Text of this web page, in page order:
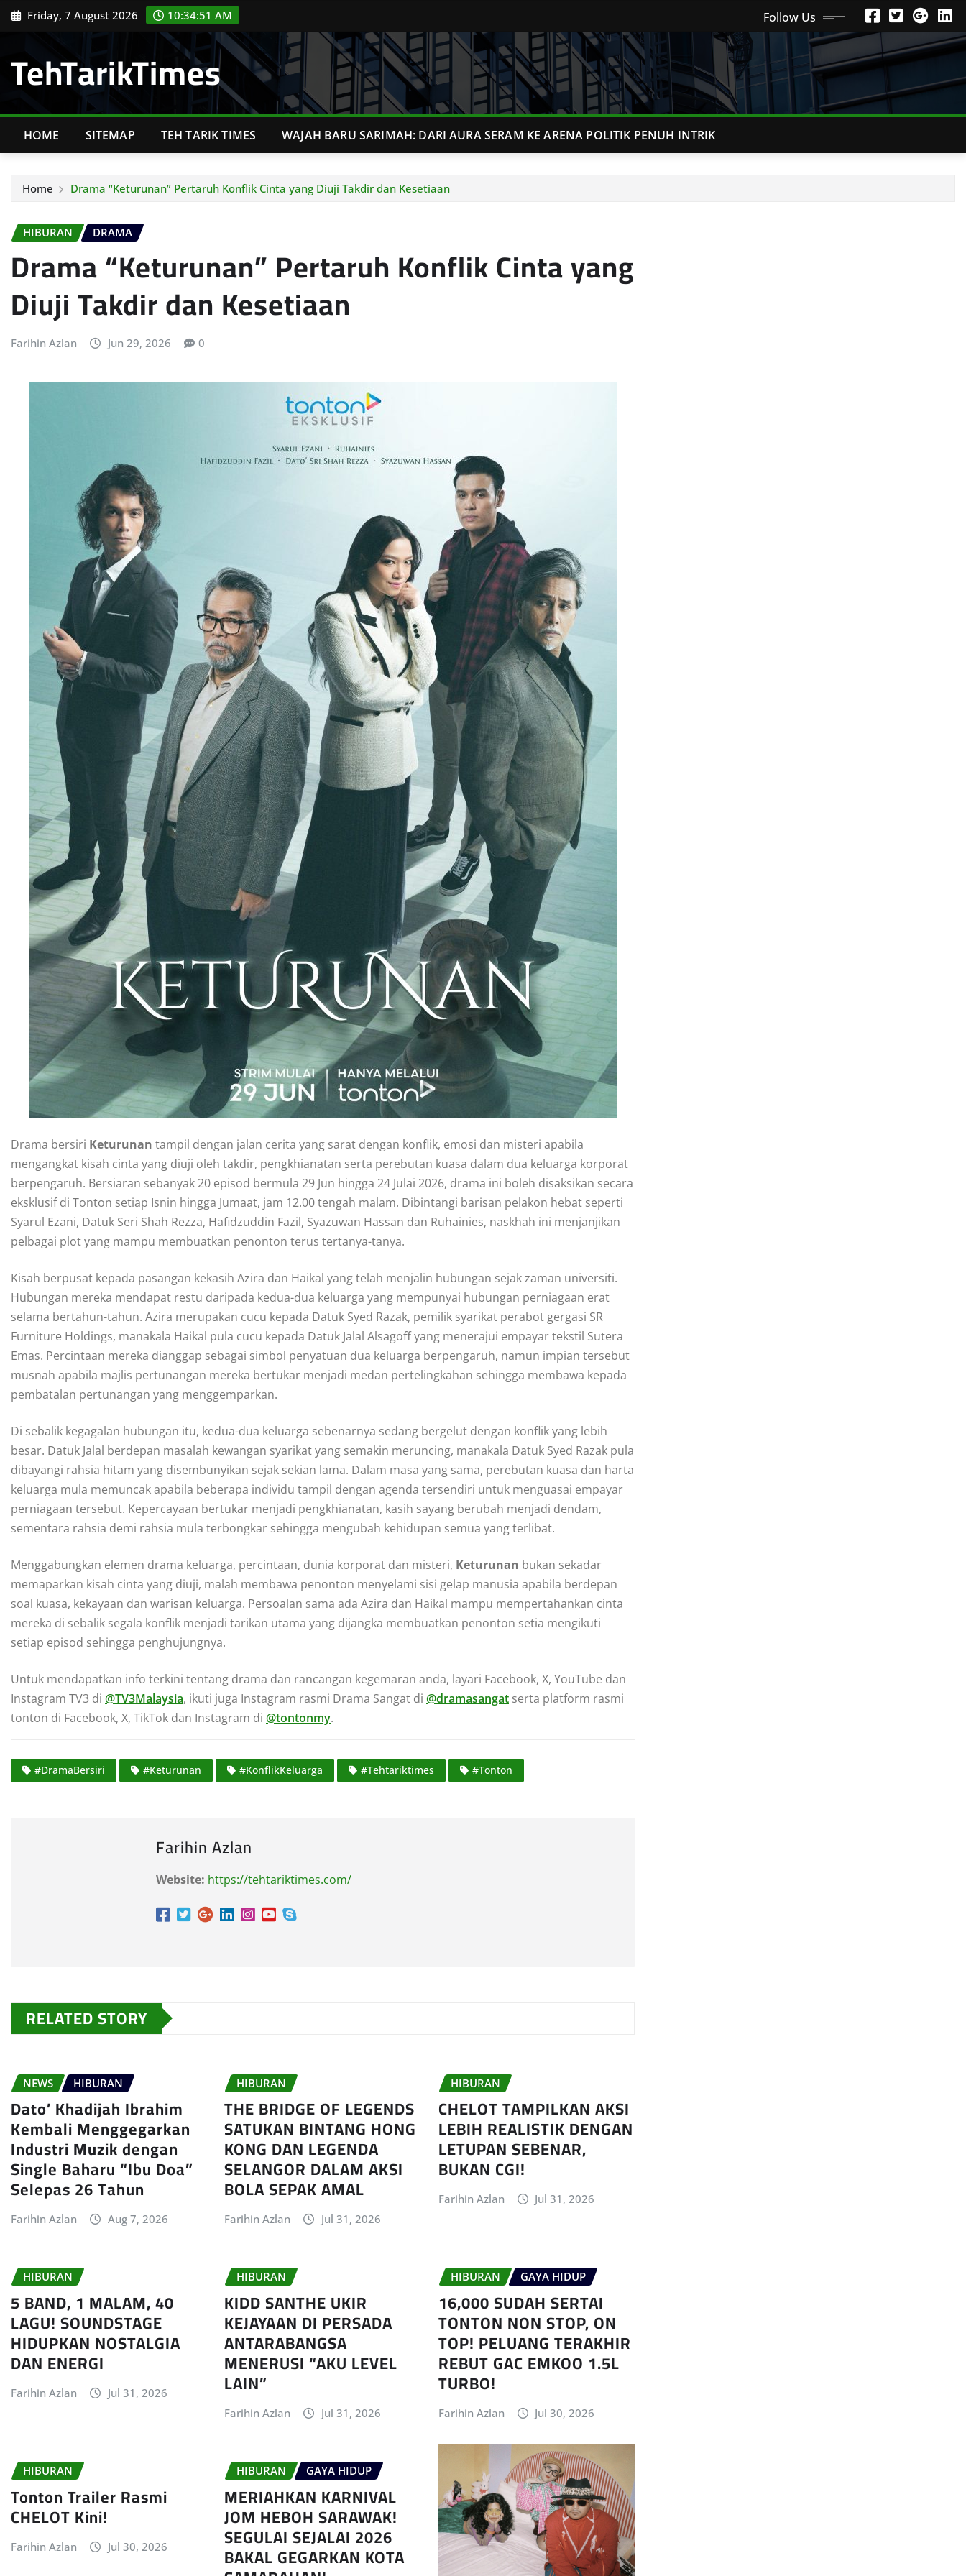
Skip Friday, 7 August 2026 10:34:53 AM Follow Us
TehTarikTimes
HOME SITEMAP TEH TARIK TIMES WAJAH BARU SARIMAH: DARI AURA SERAM KE ARENA POLITIK PENUH INTRIK
Home Drama “Keturunan” Pertaruh Konflik Cinta yang Diuji Takdir dan Kesetiaan
HIBURAN DRAMA
Drama “Keturunan” Pertaruh Konflik Cinta yang
Diuji Takdir dan Kesetiaan
Farihin Azlan Jun 29, 2026 0
Drama bersiri Keturunan tampil dengan jalan cerita yang sarat dengan konflik, emosi dan misteri apabila
mengangkat kisah cinta yang diuji oleh takdir, pengkhianatan serta perebutan kuasa dalam dua keluarga korporat
berpengaruh. Bersiaran sebanyak 20 episod bermula 29 Jun hingga 24 Julai 2026, drama ini boleh disaksikan secara
eksklusif di Tonton setiap Isnin hingga Jumaat, jam 12.00 tengah malam. Dibintangi barisan pelakon hebat seperti
Syarul Ezani, Datuk Seri Shah Rezza, Hafidzuddin Fazil, Syazuwan Hassan dan Ruhainies, naskhah ini menjanjikan
pelbagai plot yang mampu membuatkan penonton terus tertanya-tanya.
Kisah berpusat kepada pasangan kekasih Azira dan Haikal yang telah menjalin hubungan sejak zaman universiti.
Hubungan mereka mendapat restu daripada kedua-dua keluarga yang mempunyai hubungan perniagaan erat
selama bertahun-tahun. Azira merupakan cucu kepada Datuk Syed Razak, pemilik syarikat perabot gergasi SR
Furniture Holdings, manakala Haikal pula cucu kepada Datuk Jalal Alsagoff yang menerajui empayar tekstil Sutera
Emas. Percintaan mereka dianggap sebagai simbol penyatuan dua keluarga berpengaruh, namun impian tersebut
musnah apabila majlis pertunangan mereka bertukar menjadi medan pertelingkahan sehingga membawa kepada
pembatalan pertunangan yang menggemparkan.
Di sebalik kegagalan hubungan itu, kedua-dua keluarga sebenarnya sedang bergelut dengan konflik yang lebih
besar. Datuk Jalal berdepan masalah kewangan syarikat yang semakin meruncing, manakala Datuk Syed Razak pula
dibayangi rahsia hitam yang disembunyikan sejak sekian lama. Dalam masa yang sama, perebutan kuasa dan harta
keluarga mula memuncak apabila beberapa individu tampil dengan agenda tersendiri untuk menguasai empayar
perniagaan tersebut. Kepercayaan bertukar menjadi pengkhianatan, kasih sayang berubah menjadi dendam,
sementara rahsia demi rahsia mula terbongkar sehingga mengubah kehidupan semua yang terlibat.
Menggabungkan elemen drama keluarga, percintaan, dunia korporat dan misteri, Keturunan bukan sekadar
memaparkan kisah cinta yang diuji, malah membawa penonton menyelami sisi gelap manusia apabila berdepan
soal kuasa, kekayaan dan warisan keluarga. Persoalan sama ada Azira dan Haikal mampu mempertahankan cinta
mereka di sebalik segala konflik menjadi tarikan utama yang dijangka membuatkan penonton setia mengikuti
setiap episod sehingga penghujungnya.
Untuk mendapatkan info terkini tentang drama dan rancangan kegemaran anda, layari Facebook, X, YouTube dan
Instagram TV3 di @TV3Malaysia, ikuti juga Instagram rasmi Drama Sangat di @dramasangat serta platform rasmi
tonton di Facebook, X, TikTok dan Instagram di @tontonmy.
#DramaBersiri #Keturunan #KonflikKeluarga #Tehtariktimes #Tonton
Farihin Azlan
Website: https://tehtariktimes.com/
RELATED STORY
NEWS HIBURAN
Dato’ Khadijah Ibrahim
Kembali Menggegarkan
Industri Muzik dengan
Single Baharu “Ibu Doa”
Selepas 26 Tahun
Farihin Azlan Aug 7, 2026
HIBURAN
THE BRIDGE OF LEGENDS
SATUKAN BINTANG HONG
KONG DAN LEGENDA
SELANGOR DALAM AKSI
BOLA SEPAK AMAL
Farihin Azlan Jul 31, 2026
HIBURAN
CHELOT TAMPILKAN AKSI
LEBIH REALISTIK DENGAN
LETUPAN SEBENAR,
BUKAN CGI!
Farihin Azlan Jul 31, 2026
HIBURAN
5 BAND, 1 MALAM, 40
LAGU! SOUNDSTAGE
HIDUPKAN NOSTALGIA
DAN ENERGI
Farihin Azlan Jul 31, 2026
HIBURAN
KIDD SANTHE UKIR
KEJAYAAN DI PERSADA
ANTARABANGSA
MENERUSI “AKU LEVEL
LAIN”
Farihin Azlan Jul 31, 2026
HIBURAN GAYA HIDUP
16,000 SUDAH SERTAI
TONTON NON STOP, ON
TOP! PELUANG TERAKHIR
REBUT GAC EMKOO 1.5L
TURBO!
Farihin Azlan Jul 30, 2026
HIBURAN
Tonton Trailer Rasmi
CHELOT Kini!
Farihin Azlan Jul 30, 2026
HIBURAN GAYA HIDUP
MERIAHKAN KARNIVAL
JOM HEBOH SARAWAK!
SEGULAI SEJALAI 2026
BAKAL GEGARKAN KOTA